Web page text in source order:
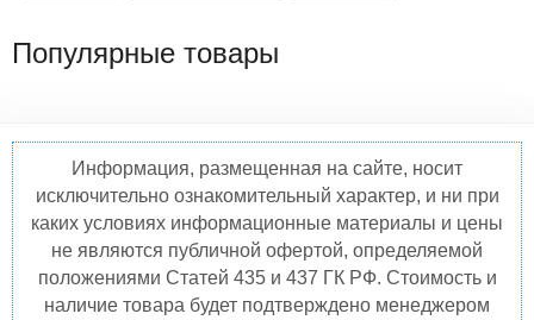
Популярные товары
Информация, размещенная на сайте, носит
исключительно ознакомительный характер, и ни при
каких условиях информационные материалы и цены
не являются публичной офертой, определяемой
положениями Статей 435 и 437 ГК РФ. Стоимость и
наличие товара будет подтверждено менеджером